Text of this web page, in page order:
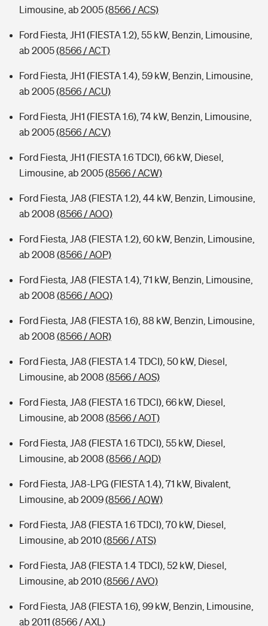
Limousine, ab 2005(8566 / ACS)
Ford Fiesta, JH1 (FIESTA 1.2), 55 kW, Benzin, Limousine,
ab 2005(8566 / ACT)
Ford Fiesta, JH1 (FIESTA 1.4), 59 kW, Benzin, Limousine,
ab 2005(8566 / ACU)
Ford Fiesta, JH1 (FIESTA 1.6), 74 kW, Benzin, Limousine,
ab 2005(8566 / ACV)
Ford Fiesta, JH1 (FIESTA 1.6 TDCI), 66 kW, Diesel,
Limousine, ab 2005(8566 / ACW)
Ford Fiesta, JA8 (FIESTA 1.2), 44 kW, Benzin, Limousine,
ab 2008 (8566 / AOO)
Ford Fiesta, JA8 (FIESTA 1.2), 60 kW, Benzin, Limousine,
ab 2008 (8566 / AOP)
Ford Fiesta, JA8 (FIESTA 1.4), 71 kW, Benzin, Limousine,
ab 2008 (8566 / AOQ)
Ford Fiesta, JA8 (FIESTA 1.6), 88 kW, Benzin, Limousine,
ab 2008 (8566 / AOR)
Ford Fiesta, JA8 (FIESTA 1.4 TDCI), 50 kW, Diesel,
Limousine, ab 2008 (8566 / AOS)
Ford Fiesta, JA8 (FIESTA 1.6 TDCI), 66 kW, Diesel,
Limousine, ab 2008 (8566 / AOT)
Ford Fiesta, JA8 (FIESTA 1.6 TDCI), 55 kW, Diesel,
Limousine, ab 2008 (8566 / AQD)
Ford Fiesta, JA8-LPG (FIESTA 1.4), 71 kW, Bivalent,
Limousine, ab 2009(8566 / AQW)
Ford Fiesta, JA8 (FIESTA 1.6 TDCI), 70 kW, Diesel,
Limousine, ab 2010(8566 / ATS)
Ford Fiesta, JA8 (FIESTA 1.4 TDCI), 52 kW, Diesel,
Limousine, ab 2010(8566 / AVO)
Ford Fiesta, JA8 (FIESTA 1.6), 99 kW, Benzin, Limousine,
ab 2011 (8566 / AXL)